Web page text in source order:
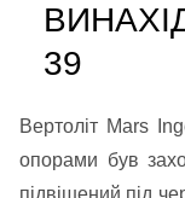
39
Вертоліт Mars
опорами був
підвішений під